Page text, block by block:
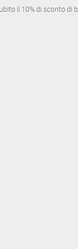
il 10% di sconto di